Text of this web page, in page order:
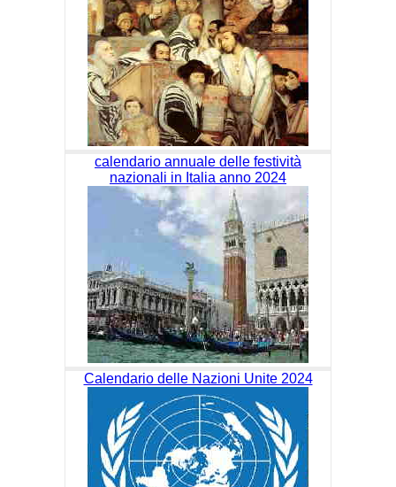
calendario annuale delle festività
nazionali in Italia anno 2024
Calendario delle Nazioni Unite 2024